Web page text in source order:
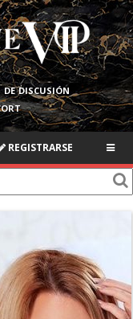
discusión
REGISTRARSE